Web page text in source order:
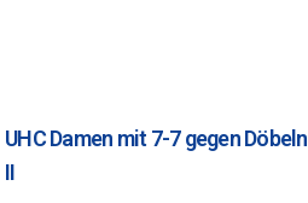
UHC Damen mit 7-7 gegen Döbeln
II